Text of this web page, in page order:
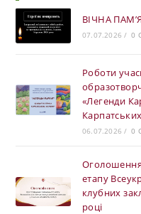
ВІЧНА
07.07.2026 / 0
Роботи
«Легенди
06.07.2026 / 0
етапу
клубних
році